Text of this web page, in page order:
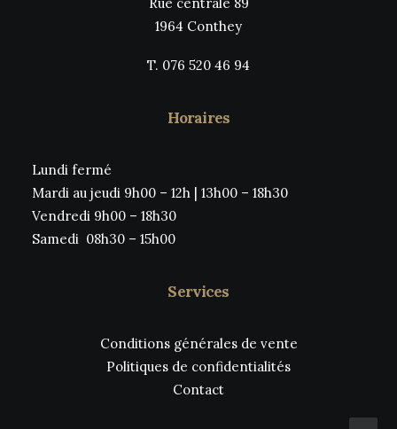
1964 Conthey
T. 076 520 46 94
Horaires
Lundi fermé
Mardi au jeudi 9h00 – 12h | 13h00 – 18h30
Vendredi 9h00 – 18h30
Samedi 08h30 – 15h00
Services
Conditions générales de vente
Politiques de confidentialités
Contact